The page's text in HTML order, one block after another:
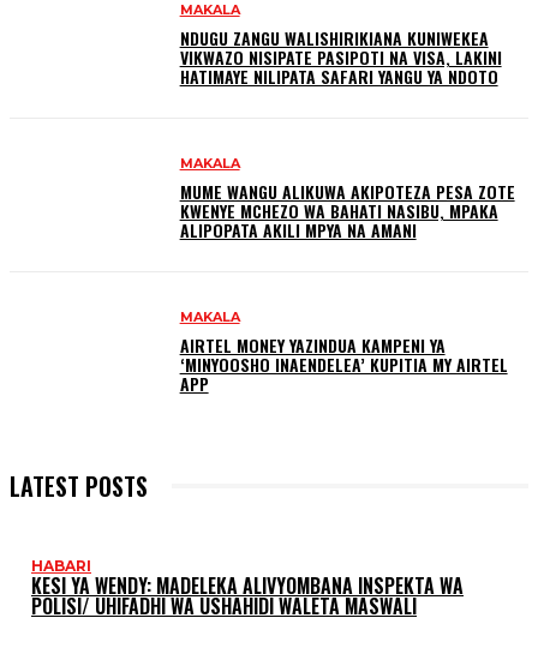
MAKALA
NDUGU ZANGU WALISHIRIKIANA KUNIWEKEA
VIKWAZO NISIPATE PASIPOTI NA VISA, LAKINI
HATIMAYE NILIPATA SAFARI YANGU YA NDOTO
MAKALA
MUME WANGU ALIKUWA AKIPOTEZA PESA ZOTE
KWENYE MCHEZO WA BAHATI NASIBU, MPAKA
ALIPOPATA AKILI MPYA NA AMANI
MAKALA
AIRTEL MONEY YAZINDUA KAMPENI YA
‘MINYOOSHO INAENDELEA’ KUPITIA MY AIRTEL
APP
LATEST POSTS
HABARI
KESI YA WENDY: MADELEKA ALIVYOMBANA INSPEKTA WA
POLISI/ UHIFADHI WA USHAHIDI WALETA MASWALI